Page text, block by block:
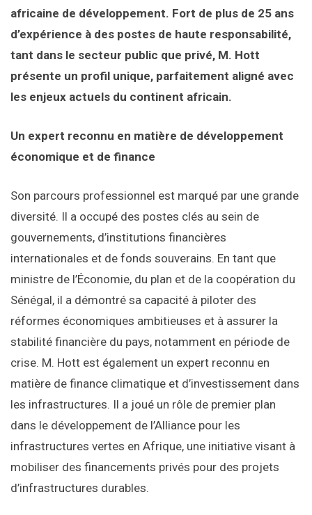
africaine de développement. Fort de plus de 25 ans
d’expérience à des postes de haute responsabilité,
tant dans le secteur public que privé, M. Hott
présente un profil unique, parfaitement aligné avec
les enjeux actuels du continent africain.
Un expert reconnu en matière de développement
économique et de finance
Son parcours professionnel est marqué par une grande
diversité. Il a occupé des postes clés au sein de
gouvernements, d’institutions financières
internationales et de fonds souverains. En tant que
ministre de l’Économie, du plan et de la coopération du
Sénégal, il a démontré sa capacité à piloter des
réformes économiques ambitieuses et à assurer la
stabilité financière du pays, notamment en période de
crise. M. Hott est également un expert reconnu en
matière de finance climatique et d’investissement dans
les infrastructures. Il a joué un rôle de premier plan
dans le développement de l’Alliance pour les
infrastructures vertes en Afrique, une initiative visant à
mobiliser des financements privés pour des projets
d’infrastructures durables.